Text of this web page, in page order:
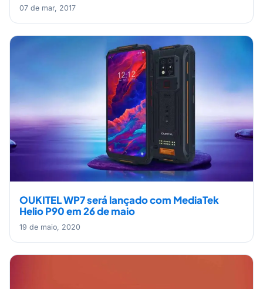
07 de mar, 2017
OUKITEL WP7 será lançado com MediaTek
Helio P90 em 26 de maio
19 de maio, 2020